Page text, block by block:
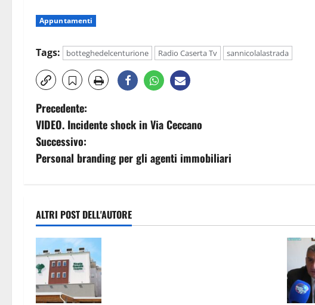
Appuntamenti
Tags: botteghedelcenturione Radio Caserta Tv sannicolalastrada
N
a
v
g
a
z
i
Precedente:
VIDEO. Incidente shock in Via Ceccano
Successivo:
Personal branding per gli agenti immobiliari
ALTRI POST DELL'AUTORE